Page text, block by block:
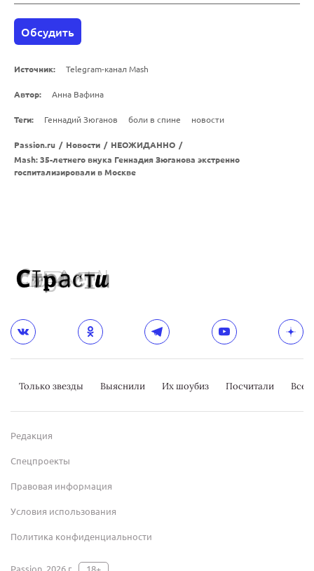
Обсудить
Источник: Telegram-канал Mash
Автор: Анна Вафина
Теги: Геннадий Зюганов боли в спине новости
Passion.ru / Новости / НЕОЖИДАННО /
Mash: 35-летнего внука Геннадия Зюганова экстренно
госпитализировали в Москве
Только звезды Выяснили Их шоубиз Посчитали
Редакция
Спецпроекты
Правовая информация
Условия использования
Политика конфиденциальности